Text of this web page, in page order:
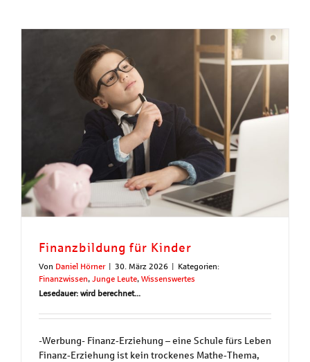
Finanzbildung für Kinder
Von Daniel Hörner | 30. März 2026 | Kategorien:
Finanzwissen, Junge Leute, Wissenswertes
Lesedauer: wird berechnet...
-Werbung- Finanz‑Erziehung – eine Schule fürs Leben
Finanz‑Erziehung ist kein trockenes Mathe‑Thema,